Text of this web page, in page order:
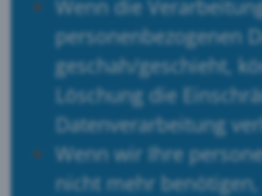
Wenn die
personenbezogenen
geschah/geschieht,
Löschung die
Datenverarbeitung
Wenn wir Ihre
nicht mehr